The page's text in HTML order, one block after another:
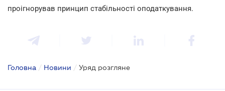
проігнорував принцип стабільності оподаткування.
Головна / Новини / Уряд розгляне